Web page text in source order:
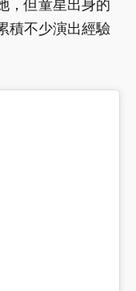
，但童星出身的
積不少演出經驗